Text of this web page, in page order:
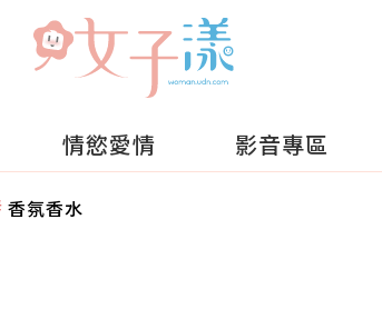
情慾愛情 影音專區
香氛香水